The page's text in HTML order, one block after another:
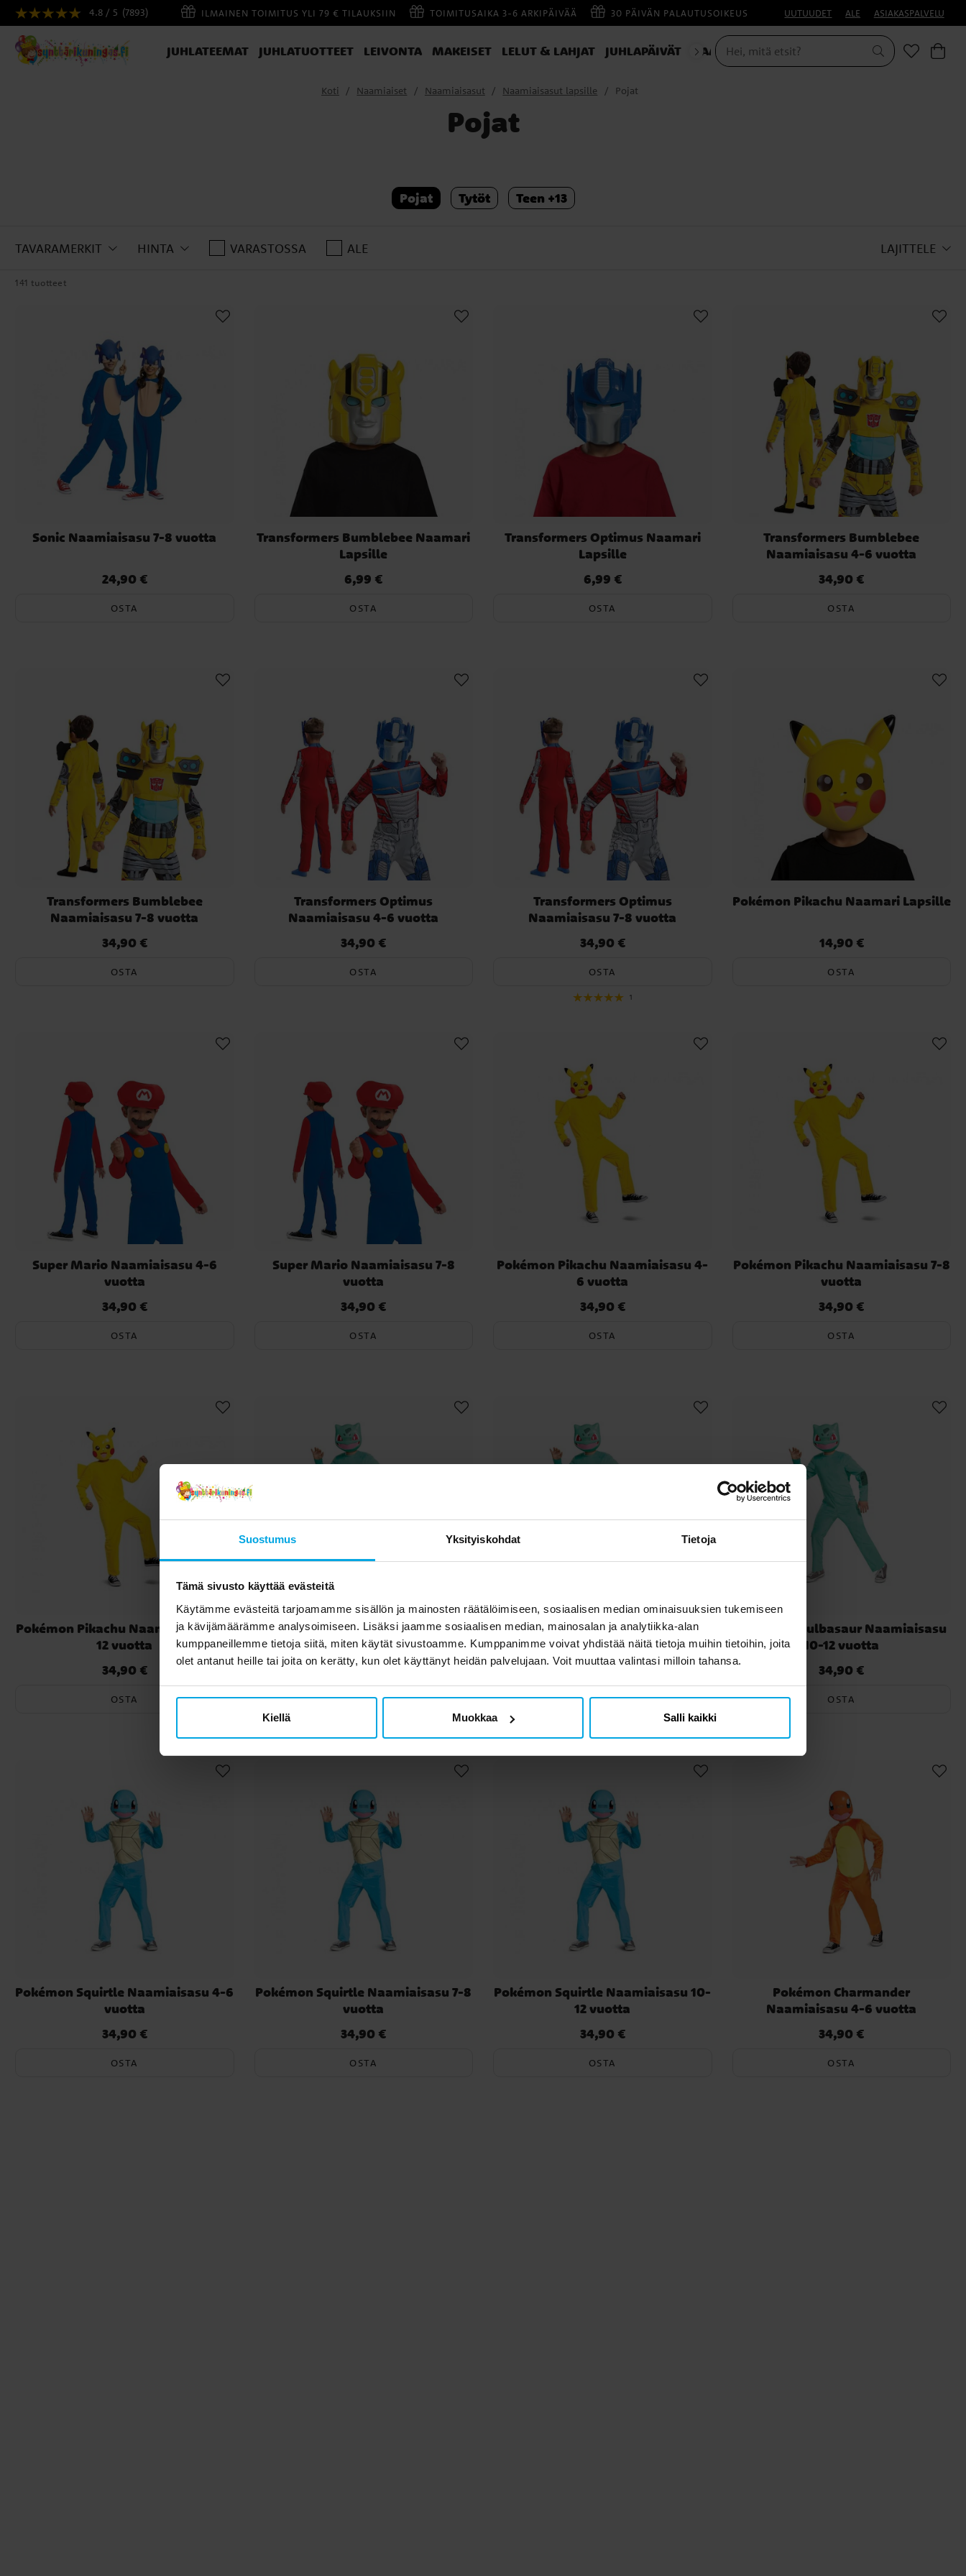
Suostumus Yksityiskohdat Tietoja
Tämä sivusto käyttää evästeitä
Käytämme evästeitä tarjoamamme sisällön ja mainosten räätälöimiseen, sosiaalisen median ominaisuuksien tukemiseen
ja kävijämäärämme analysoimiseen. Lisäksi jaamme sosiaalisen median, mainosalan ja analytiikka-alan
kumppaneillemme tietoja siitä, miten käytät sivustoamme. Kumppanimme voivat yhdistää näitä tietoja muihin tietoihin, joita
olet antanut heille tai joita on kerätty, kun olet käyttänyt heidän palvelujaan. Voit muuttaa valintasi milloin tahansa.
Kiellä Muokkaa Salli kaikki
4.8 / 5 (7893) ILMAINEN TOIMITUS YLI 79 € TILAUKSIIN TOIMITUSAIKA 3-6 ARKIPÄIVÄÄ 30 PÄIVÄN PALAUTUSOIKEUS UUTUUDET ALE ASIAKASPALVELU
JUHLATEEMAT JUHLATUOTTEET LEIVONTA MAKEISET LELUT & LAHJAT JUHLAPÄIVÄT NAAMIAISET
Koti Naamiaiset Naamiaisasut Naamiaisasut lapsille Pojat
Pojat
Pojat Tytöt Teen +13
TAVARAMERKIT HINTA VARASTOSSA ALE LAJITTELE
141 tuotteet
Sonic Naamiaisasu 7-8 vuotta
Hinta:24,90 €
24,90 €
OSTA
Transformers Bumblebee Naamari
Lapsille
Hinta:6,99 €
6,99 €
OSTA
Transformers Optimus Naamari
Lapsille
Hinta:6,99 €
6,99 €
OSTA
Transformers Bumblebee
Naamiaisasu 4-6 vuotta
Hinta:34,90 €
34,90 €
OSTA
Transformers Bumblebee
Naamiaisasu 7-8 vuotta
Hinta:34,90 €
34,90 €
OSTA
Transformers Optimus
Naamiaisasu 4-6 vuotta
Hinta:34,90 €
34,90 €
OSTA
Transformers Optimus
Naamiaisasu 7-8 vuotta
Hinta:34,90 €
34,90 €
OSTA
1
Pokémon Pikachu Naamari Lapsille
Hinta:14,90 €
14,90 €
OSTA
Super Mario Naamiaisasu 4-6
vuotta
Hinta:34,90 €
34,90 €
OSTA
Super Mario Naamiaisasu 7-8
vuotta
Hinta:34,90 €
34,90 €
OSTA
Pokémon Pikachu Naamiaisasu 4-
6 vuotta
Hinta:34,90 €
34,90 €
OSTA
Pokémon Pikachu Naamiaisasu 7-8
vuotta
Hinta:34,90 €
34,90 €
OSTA
Pokémon Pikachu Naamiaisasu 10-
12 vuotta
Hinta:34,90 €
34,90 €
OSTA
Pokémon Bulbasaur Naamiaisasu
4-6 vuotta
Hinta: 34,90 €
34,90 €
OSTA
Pokémon Bulbasaur Naamiaisasu
7-8 vuotta
Hinta:34,90 €
34,90 €
OSTA
Pokémon Bulbasaur Naamiaisasu
10-12 vuotta
Hinta:34,90 €
34,90 €
OSTA
Pokémon Squirtle Naamiaisasu 4-6
vuotta
Hinta:34,90 €
34,90 €
OSTA
Pokémon Squirtle Naamiaisasu 7-8
vuotta
Hinta:34,90 €
34,90 €
OSTA
Pokémon Squirtle Naamiaisasu 10-
12 vuotta
Hinta:34,90 €
34,90 €
OSTA
Pokémon Charmander
Naamiaisasu 4-6 vuotta
Hinta:34,90 €
34,90 €
OSTA